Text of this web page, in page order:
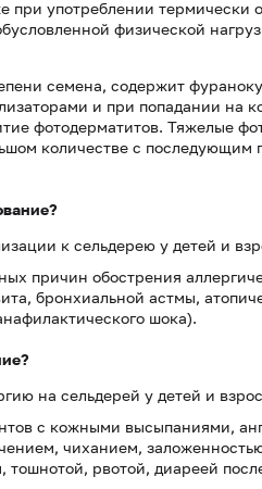
при употреблении термически
физической
семена, содержит
и при попадании на
фотодерматитов. Тяжелые
количестве с
к сельдерею у детей и
причин обострения
бронхиальной астмы,
шока).
на сельдерей у детей и
с кожными высыпаниями,
чиханием,
рвотой, диареей